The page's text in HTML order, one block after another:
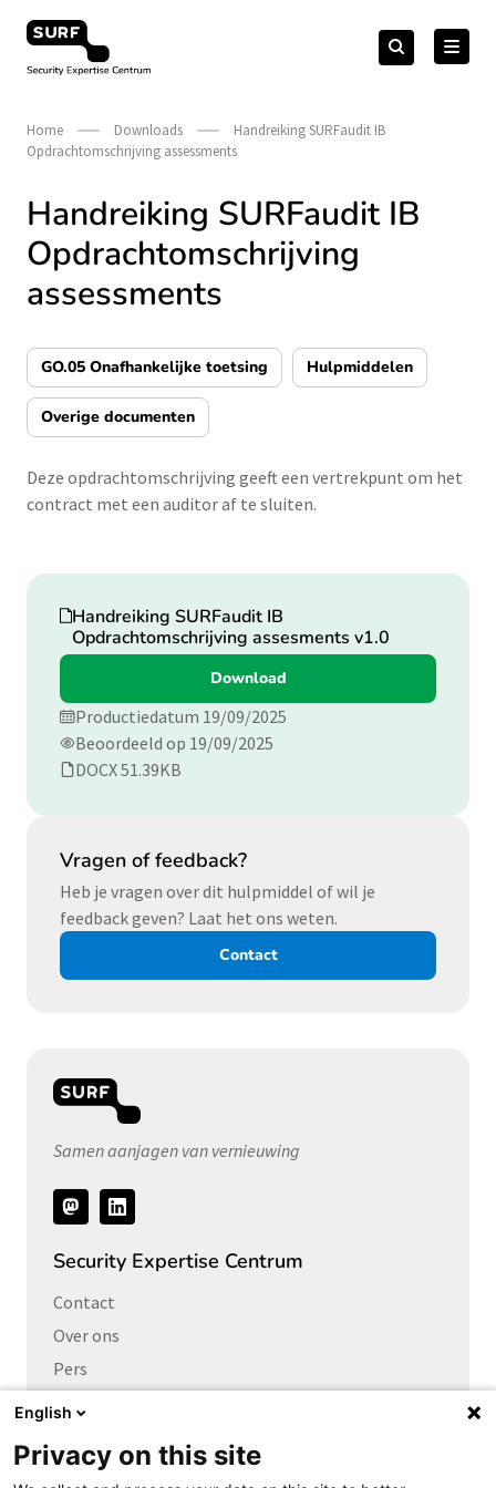
naar
Security Expertise Centrum – by SURF
Zoeken
naar:Zoeken
Home Downloads
Handreiking SURFaudit IB
Opdrachtomschrijving assessments
Handreiking SURFaudit IB
Opdrachtomschrijving
assessments
GO.05 Onafhankelijke toetsing Hulpmiddelen
Overige documenten
Deze opdrachtomschrijving geeft een vertrekpunt om het
contract met een auditor af te sluiten.
Download
Handreiking SURFaudit IB
Opdrachtomschrijving assesments v1.0
Download
Productiedatum 19/09/2025
Beoordeeld op 19/09/2025
DOCX 51.39KB
Vragen of feedback?
Heb je vragen over dit hulpmiddel of wil je
feedback geven? Laat het ons weten.
Contact
Samen aanjagen van vernieuwing
Volg
ons
Security Expertise Centrum
Contact
Over ons
Pers
Vacatures
Links naar
English
Privacy on this site